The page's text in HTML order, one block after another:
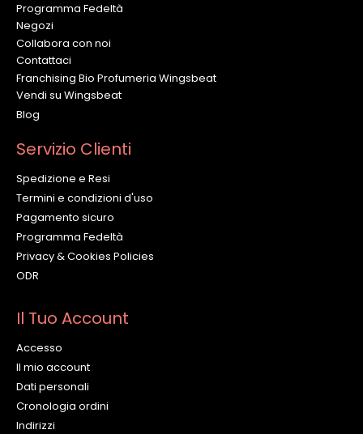
Programma Fedeltà
Negozi
Collabora con noi
Contattaci
Franchising Bio Profumeria Wingsbeat
Vendi su Wingsbeat
Blog
Servizio Clienti
Spedizione e Resi
Termini e condizioni d'uso
Pagamento sicuro
Programma Fedeltà
Privacy & Cookies Policies
ODR
Il Tuo Account
Accesso
Il mio account
Dati personali
Cronologia ordini
Indirizzi